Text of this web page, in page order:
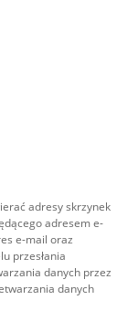
adresy skrzynek
adresem e-
e-mail oraz
przesłania
danych przez
danych